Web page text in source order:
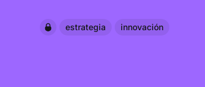
estrategia innovación